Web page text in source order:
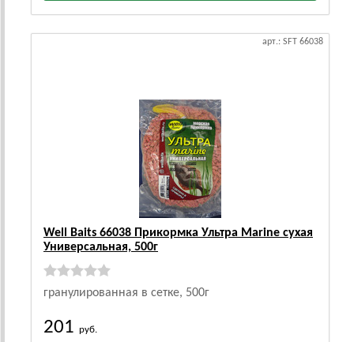
арт.: SFT 66038
Well Baits 66038 Прикормка Ультра Marine сухая
Универсальная, 500г
гранулированная в сетке, 500г
201 руб.